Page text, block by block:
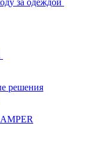
за одеждой
решения